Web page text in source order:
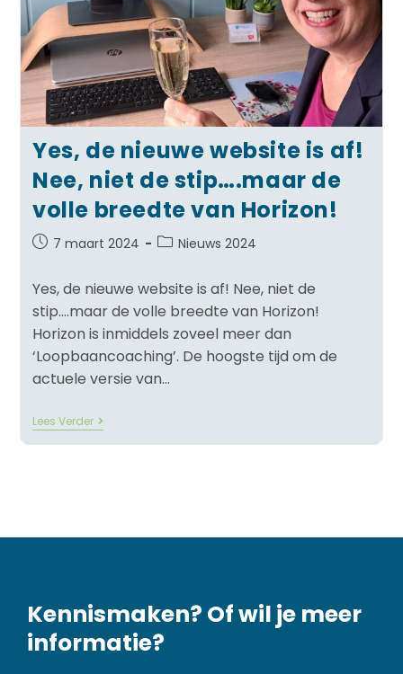
Yes, de nieuwe website is af!
Nee, niet de stip….maar de
volle breedte van Horizon!
7 maart 2024 Nieuws 2024
Yes, de nieuwe website is af! Nee, niet de
stip….maar de volle breedte van Horizon!
Horizon is inmiddels zoveel meer dan
‘Loopbaancoaching’. De hoogste tijd om de
actuele versie van…
Lees Verder
Kennismaken? Of wil je meer
informatie?